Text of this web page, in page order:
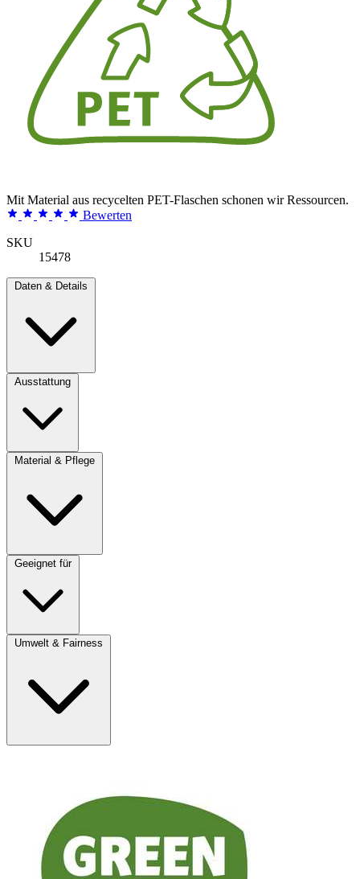
Mit Material aus recycelten PET-Flaschen schonen wir Ressourcen.
Bewerten
SKU
15478
Daten & Details
Ausstattung
Material & Pflege
Geeignet für
Umwelt & Fairness